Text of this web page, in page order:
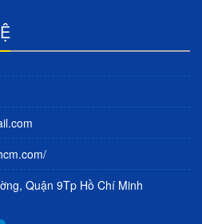
Quận 9Tp Hồ Chí Minh